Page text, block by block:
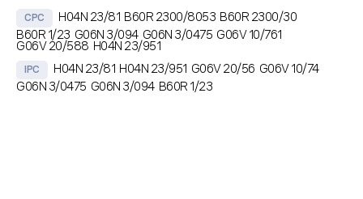
CPC H04N 23/81 B60R 2300/8053 B60R 2300/30
B60R 1/23 G06N 3/094 G06N 3/0475 G06V 10/761
G06V 20/588 H04N 23/951
IPC H04N 23/81 H04N 23/951 G06V 20/56 G06V 10/74
G06N 3/0475 G06N 3/094 B60R 1/23